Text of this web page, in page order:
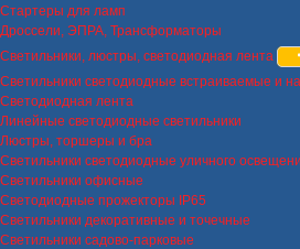
Стартеры для ламп
Дроссели, ЭПРА, Трансформаторы
Светильники, люстры, светодиодная лента
Светильники светодиодные встраиваемые и
Светодиодная лента
Линейные светодиодные светильники
Люстры, торшеры и бра
Светильники светодиодные уличного
Светильники офисные
Светодиодные прожекторы IP65
Светильники декоративные и точечные
Светильники садово-парковые